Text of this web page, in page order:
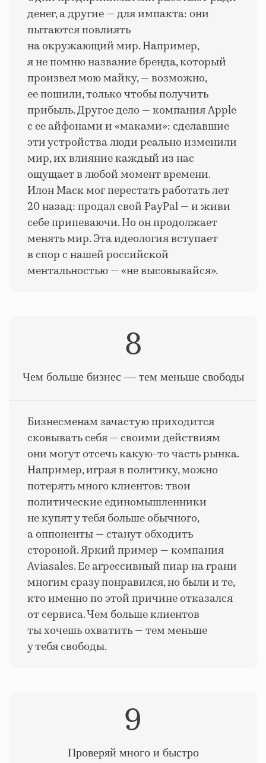
денег, а другие — для импакта: они
пытаются повлиять
на окружающий мир. Например,
я не помню название бренда, который
произвел мою майку, — возможно,
ее пошили, только чтобы получить
прибыль. Другое дело — компания Apple
с ее айфонами и «маками»: сделавшие
эти устройства люди реально изменили
мир, их влияние каждый из нас
ощущает в любой момент времени.
Илон Маск мог перестать работать лет
20 назад: продал свой PayPal — и живи
себе припеваючи. Но он продолжает
менять мир. Эта идеология вступает
в спор с нашей российской
ментальностью — «не высовывайся».
8
Чем больше бизнес — тем меньше свободы
Бизнесменам зачастую приходится
сковывать себя — своими действиям
они могут отсечь какую-то часть рынка.
Например, играя в политику, можно
потерять много клиентов: твои
политические единомышленники
не купят у тебя больше обычного,
а оппоненты — станут обходить
стороной. Яркий пример — компания
Aviasales. Ее агрессивный пиар на грани
многим сразу понравился, но были и те,
кто именно по этой причине отказался
от сервиса. Чем больше клиентов
ты хочешь охватить — тем меньше
у тебя свободы.
9
Проверяй много и быстро